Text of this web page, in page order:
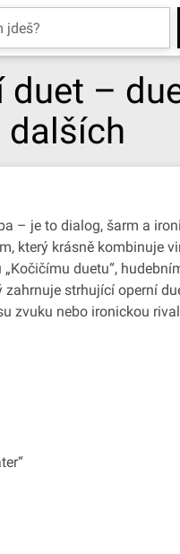
–
dalších
– je to dialog, šarm a
který krásně kombinuje
duetu“,
strhující operní
zvuku nebo ironickou